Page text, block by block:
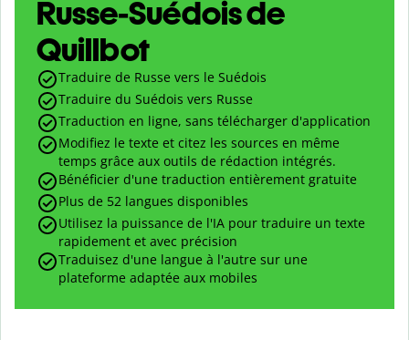
Russe-Suédois de
Quillbot
Traduire de Russe vers le Suédois
Traduire du Suédois vers Russe
Traduction en ligne, sans télécharger d'application
Modifiez le texte et citez les sources en même
temps grâce aux outils de rédaction intégrés.
Bénéficier d'une traduction entièrement gratuite
Plus de 52 langues disponibles
Utilisez la puissance de l'IA pour traduire un texte
rapidement et avec précision
Traduisez d'une langue à l'autre sur une
plateforme adaptée aux mobiles